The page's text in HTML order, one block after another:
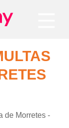
de Morretes -